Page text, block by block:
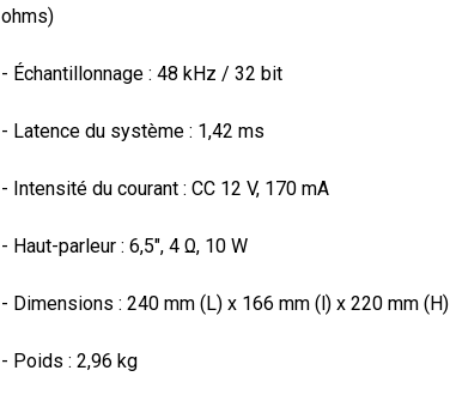
ohms)
- Échantillonnage : 48 kHz / 32 bit
- Latence du système : 1,42 ms
- Intensité du courant : CC 12 V, 170 mA
- Haut-parleur : 6,5", 4 Ω, 10 W
- Dimensions : 240 mm (L) x 166 mm (l) x 220 mm (H)
- Poids : 2,96 kg